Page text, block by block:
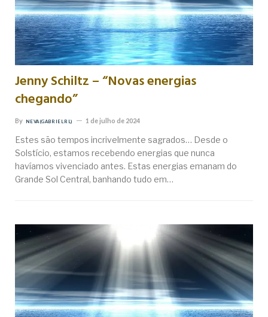
Jenny Schiltz – “Novas energias
chegando”
By NEVA (GABRIEL RL) 1 de julho de 2024
Estes são tempos incrivelmente sagrados… Desde o
Solstício, estamos recebendo energias que nunca
havíamos vivenciado antes. Estas energias emanam do
Grande Sol Central, banhando tudo em…